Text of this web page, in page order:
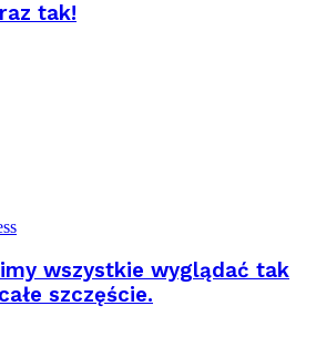
tak!
wszystkie wyglądać tak
szczęście.